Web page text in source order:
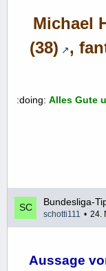
Michael
(38)
,
:doing: Alles Gute
Bundesliga-
schotti111 24.
Aussage